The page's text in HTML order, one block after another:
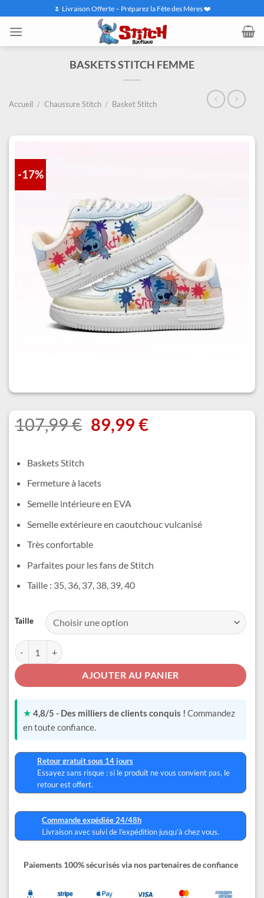
contenu
🌷 Livraison Offerte – Préparez la Fête des Mères ❤️
BASKETS STITCH FEMME
Accueil / Chaussure Stitch / Basket Stitch
-17%
107,99€ Le
107,99 €.
89,99 €Le
Baskets Stitch
Fermeture à lacets
Semelle intérieure en EVA
Semelle extérieure en caoutchouc vulcanisé
Très confortable
Parfaites pour les fans de Stitch
Taille : 35, 36, 37, 38, 39, 40
Taille
quantité de Baskets Stitch Femme
AJOUTER AU PANIER
Alternative:
★ 4,8/5 - Des milliers de clients conquis ! Commandez
en toute confiance.
Retour gratuit sous 14 jours
Essayez sans risque : si le produit ne vous convient pas, le
retour est offert.
Commande expédiée 24/48h
Livraison avec suivi de l’expédition jusqu’à chez vous.
Paiements 100% sécurisés via nos partenaires de confiance